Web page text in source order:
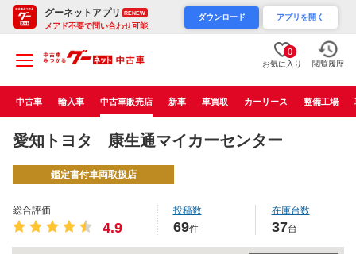
グーネットアプリ RENEW
メアド不要で問い合わせ可能
ダウンロード アプリを開く
0
お気に入り 閲覧履歴
中古車 輸入車 中古車販売店 新車 車買取 カーリース 整備工場
愛知トヨタ 康生通マイカーセンター
鑑定書付車両取扱店
総合評価
4.9
投稿数
69件
在庫台数
37台